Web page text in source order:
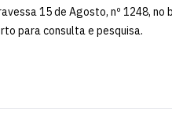
15 de Agosto, nº 1248,
para consulta e pesquisa.